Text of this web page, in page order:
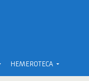
HEMEROTECA